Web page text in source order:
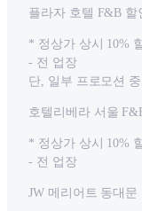
플라자 호텔 F&B 할
* 정상가 상시 10%
- 전 업장
단, 일부 프로모션
호텔리베라 서울
* 정상가 상시 10%
- 전 업장
JW 메리어트 동대